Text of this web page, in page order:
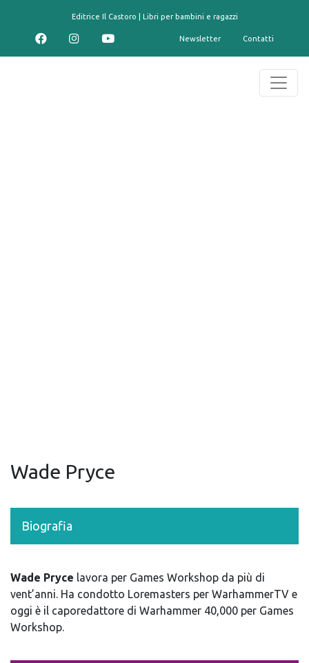
Editrice Il Castoro | Libri per bambini e ragazzi
Newsletter Contatti
Wade Pryce
Biografia
Wade Pryce lavora per Games Workshop da più di
vent’anni. Ha condotto Loremasters per WarhammerTV e
oggi è il caporedattore di Warhammer 40,000 per Games
Workshop.